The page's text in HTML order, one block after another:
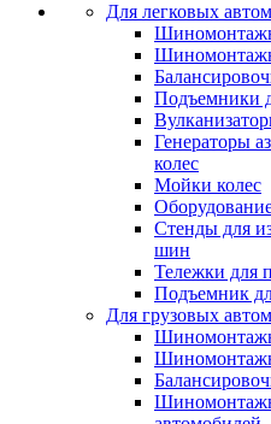
Для легковых
Подъемники
Генераторы
колес
Мойки колес
Стенды для
шин
Тележки для
Подъемник
Для грузовых